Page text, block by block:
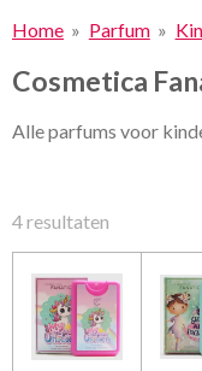
Home » Parfum »
Cosmetica
Alle parfums voor
4 resultaten